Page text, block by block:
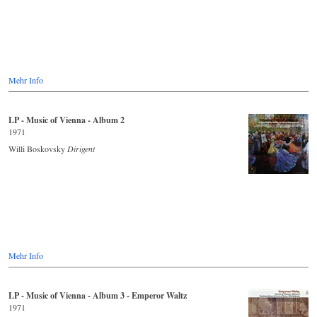
Mehr Info
LP - Music of Vienna - Album 2
1971
Willi Boskovsky Dirigent
Mehr Info
LP - Music of Vienna - Album 3 - Emperor Waltz
1971